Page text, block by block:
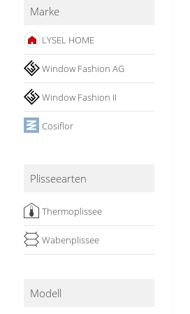
Stoffe
Panneaux
Marke
LYSEL HOME
Window Fashion AG
Window Fashion II
Cosiflor
Plisseearten
Thermoplissee
Wabenplissee
Modell